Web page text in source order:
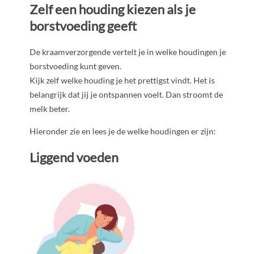
Zelf een houding kiezen als je
borstvoeding geeft
De kraamverzorgende vertelt je in welke houdingen je
borstvoeding kunt geven.
Kijk zelf welke houding je het prettigst vindt. Het is
belangrijk dat jij je ontspannen voelt. Dan stroomt de
melk beter.
Hieronder zie en lees je de welke houdingen er zijn:
Liggend voeden